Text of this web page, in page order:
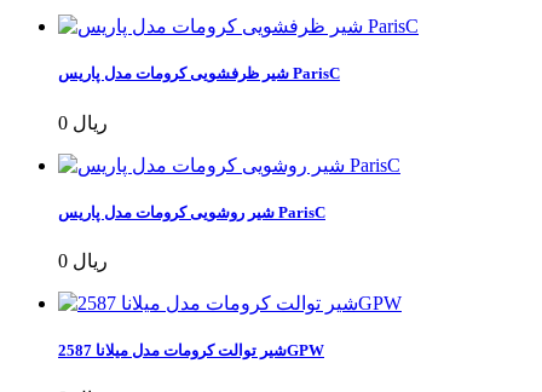
شیر ظرفشویی کرومات مدل پاریس ParisC
0 ریال
شیر روشویی کرومات مدل پاریس ParisC
0 ریال
شیر توالت کرومات مدل میلانا 2587GPW